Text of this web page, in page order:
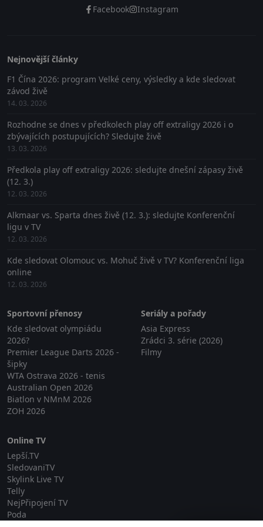
Facebook Instagram
Nejnovější články
F1 Čína 2026: program Velké ceny, výsledky a kde sledovat
závod živě
14. 03. 2026
Rozhodne se dnes v předkolech play off extraligy 2026 i o
zbývajících postupujících? Sledujte živě
13. 03. 2026
Předkola play off extraligy 2026: sledujte dnešní zápasy živě
(12. 3.)
12. 03. 2026
Alkmaar vs. Sparta dnes živě (12. 3.): sledujte Konferenční
ligu v TV
12. 03. 2026
Kde sledovat Olomouc vs. Mohuč živě v TV? Konferenční liga
online
12. 03. 2026
Sportovní přenosy
Kde sledovat olympiádu
2026?
Premier League Darts 2026 -
šipky
WTA Ostrava 2026 - tenis
Australian Open 2026
Biatlon v NMnM 2026
ZOH 2026
Seriály a pořady
Asia Express
Zrádci 3. série (2026)
Filmy
Online TV
Lepší.TV
SledovaniTV
Skylink Live TV
Telly
NejPřipojení TV
Poda